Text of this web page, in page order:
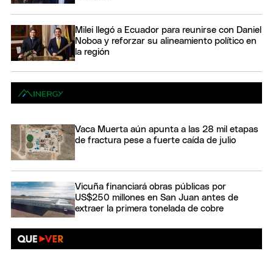
Milei llegó a Ecuador para reunirse con Daniel
Noboa y reforzar su alineamiento político en
la región
Vaca Muerta aún apunta a las 28 mil etapas
de fractura pese a fuerte caída de julio
Vicuña financiará obras públicas por
US$250 millones en San Juan antes de
extraer la primera tonelada de cobre